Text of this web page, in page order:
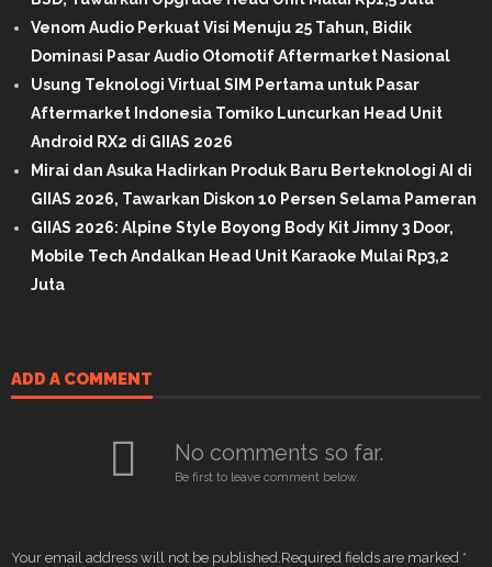
Venom Audio Perkuat Visi Menuju 25 Tahun, Bidik
Dominasi Pasar Audio Otomotif Aftermarket Nasional
Usung Teknologi Virtual SIM Pertama untuk Pasar
Aftermarket Indonesia Tomiko Luncurkan Head Unit
Android RX2 di GIIAS 2026
Mirai dan Asuka Hadirkan Produk Baru Berteknologi AI di
GIIAS 2026, Tawarkan Diskon 10 Persen Selama Pameran
GIIAS 2026: Alpine Style Boyong Body Kit Jimny 3 Door,
Mobile Tech Andalkan Head Unit Karaoke Mulai Rp3,2
Juta
ADD A COMMENT
No comments so far.
Be first to leave comment below.
Your email address will not be published. Required fields are marked *